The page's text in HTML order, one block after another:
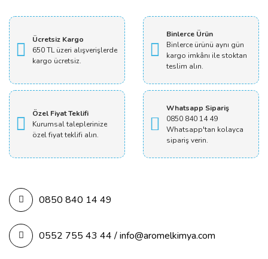
Ücretsiz Kargo
650 TL üzeri alışverişlerde
kargo ücretsiz.
Binlerce Ürün
Binlerce ürünü aynı gün
kargo imkânı ile stoktan
teslim alın.
Özel Fiyat Teklifi
Kurumsal taleplerinize
özel fiyat teklifi alın.
Whatsapp Sipariş
0850 840 14 49
Whatsapp'tan kolayca
sipariş verin.
0850 840 14 49
0552 755 43 44 / info@aromelkimya.com